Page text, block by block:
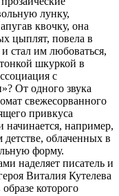
лунку,
квочку, она
цыплят, повела в
стал им любоваться,
шкуркой в
с
От одного звука
свежесорванного
привкуса
начинается, например,
облаченных в
форму.
наделяет писатель и
Виталия Кутелева
которого